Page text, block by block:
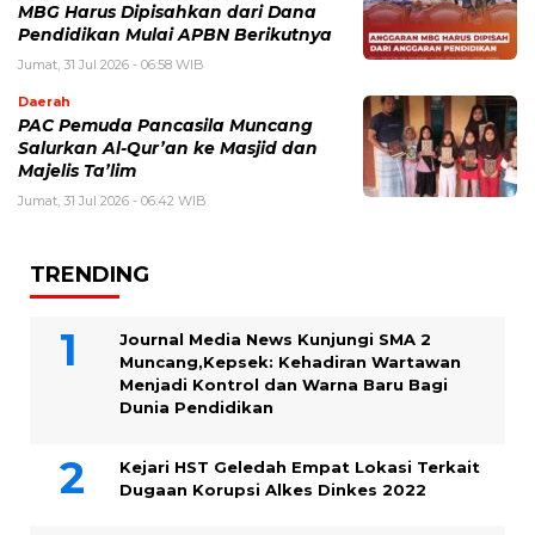
MBG Harus Dipisahkan dari Dana
Pendidikan Mulai APBN Berikutnya
Jumat, 31 Jul 2026 - 06:58 WIB
Daerah
PAC Pemuda Pancasila Muncang
Salurkan Al-Qur’an ke Masjid dan
Majelis Ta’lim
Jumat, 31 Jul 2026 - 06:42 WIB
TRENDING
Journal Media News Kunjungi SMA 2
Muncang,Kepsek: Kehadiran Wartawan
Menjadi Kontrol dan Warna Baru Bagi
Dunia Pendidikan
Kejari HST Geledah Empat Lokasi Terkait
Dugaan Korupsi Alkes Dinkes 2022